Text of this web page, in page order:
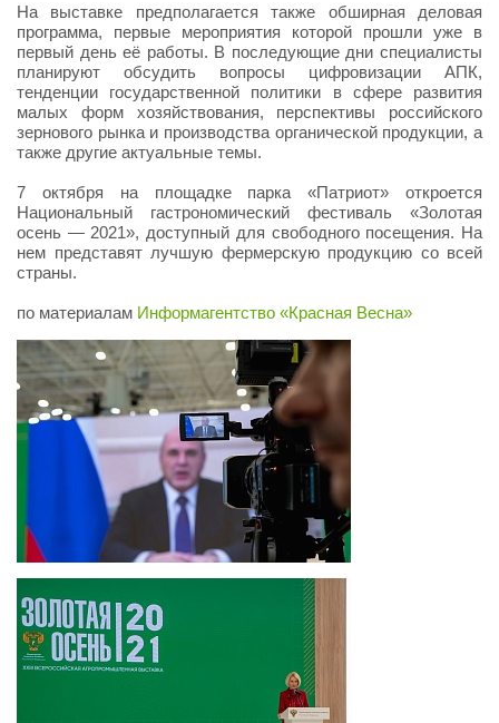
На выставке предполагается также обширная деловая
программа, первые мероприятия которой прошли уже в
первый день её работы. В последующие дни специалисты
планируют обсудить вопросы цифровизации АПК,
тенденции государственной политики в сфере развития
малых форм хозяйствования, перспективы российского
зернового рынка и производства органической продукции, а
также другие актуальные темы.
7 октября на площадке парка «Патриот» откроется
Национальный гастрономический фестиваль «Золотая
осень — 2021», доступный для свободного посещения. На
нем представят лучшую фермерскую продукцию со всей
страны.
по материалам Информагентство «Красная Весна»